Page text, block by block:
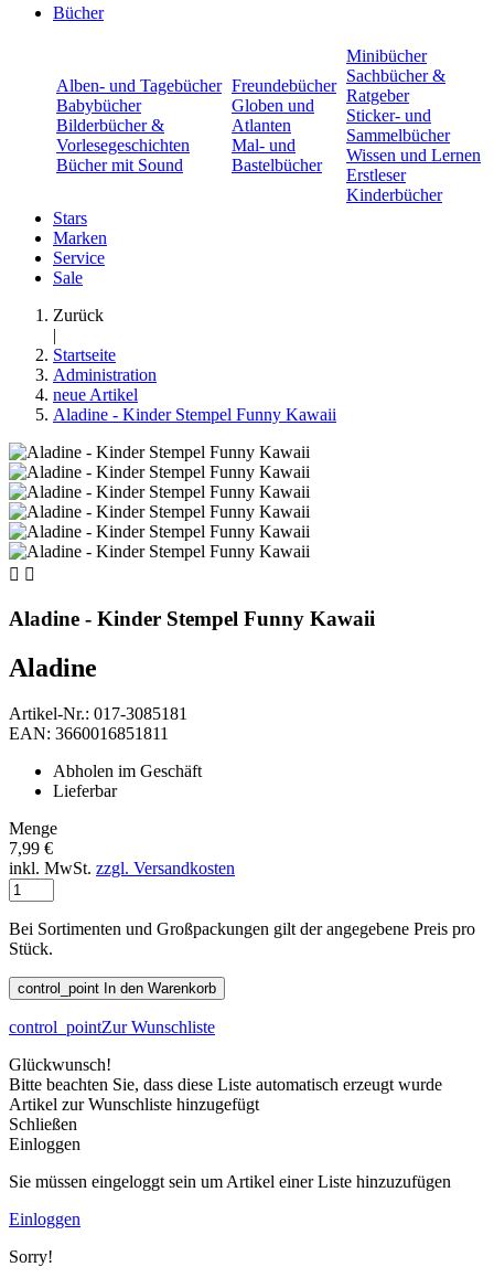
Bücher
Alben- und Tagebücher
Babybücher
Bilderbücher &
Vorlesegeschichten
Bücher mit Sound
Freundebücher
Globen und
Atlanten
Mal- und
Bastelbücher
Minibücher
Sachbücher &
Ratgeber
Sticker- und
Sammelbücher
Wissen und Lernen
Erstleser
Kinderbücher
Stars
Marken
Service
Sale
Zurück
|
Startseite
Administration
neue Artikel
Aladine - Kinder Stempel Funny Kawaii
 
Aladine - Kinder Stempel Funny Kawaii
Aladine
Artikel-Nr.: 017-3085181
EAN: 3660016851811
Abholen im Geschäft
Lieferbar
Menge
7,99 €
inkl. MwSt. zzgl. Versandkosten
Bei Sortimenten und Großpackungen gilt der angegebene Preis pro
Stück.
control_point In den Warenkorb
control_pointZur Wunschliste
Glückwunsch!
Bitte beachten Sie, dass diese Liste automatisch erzeugt wurde
Artikel zur Wunschliste hinzugefügt
Schließen
Einloggen
Sie müssen eingeloggt sein um Artikel einer Liste hinzuzufügen
Einloggen
Sorry!